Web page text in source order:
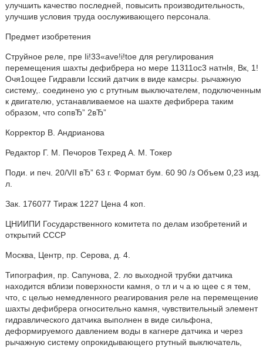
улучшить качество последней, повысить производительность,
улучшив условия труда оослуживающего персонала.
Предмет изобретения
Струйное реле, пре Ii!33«ave!i!toe для регулирования
перемещения шахты дефибрера но мере 11311ос3 натнlя, Вк, 1!
Очя1ощее Гидравли Icский датчик в виде камсры. рычажную
систему,. соединено ую с ртутным выключателем, подключенным
к двигателю, устанавливаемое на шахте дефибрера таким
образом, что сопвЂ” 2вЂ”
Корректор В. Андрианова
Редактор Г. М. Печоров Техред А. М. Токер
Поди. и печ. 20/VII вЂ” 63 г. Формат бум. 60 90 /з Объем 0,23 изд.
л.
Зак. 176077 Тираж 1227 Цена 4 коп.
ЦНИИПИ Государственного комитета по делам изобретений и
открытий СССР
Москва, Центр, пр. Серова, д. 4.
Типография, пр. Сапунова, 2. ло выходной трубки датчика
находится вблизи поверхности камня, о тл и ч а ю щее с я тем,
что, с целью немедленного реагирования реле на перемещение
шахты дефибрера огносительно камня, чувствительный элемент
гидравлического датчика выполнен в виде сильфона,
деформируемого давлением воды в кагнере датчика и через
рычажную систему опрокидывающего ртутный выключатель,